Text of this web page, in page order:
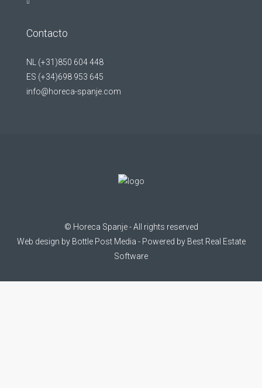
Contacto
NL (+31)850 604 448
ES (+34)698 953 645
info@horeca-spanje.com
© Horeca Spanje- All rights reserved
Web design by Bottle Post Media - Powered by Best Real Estate
Software